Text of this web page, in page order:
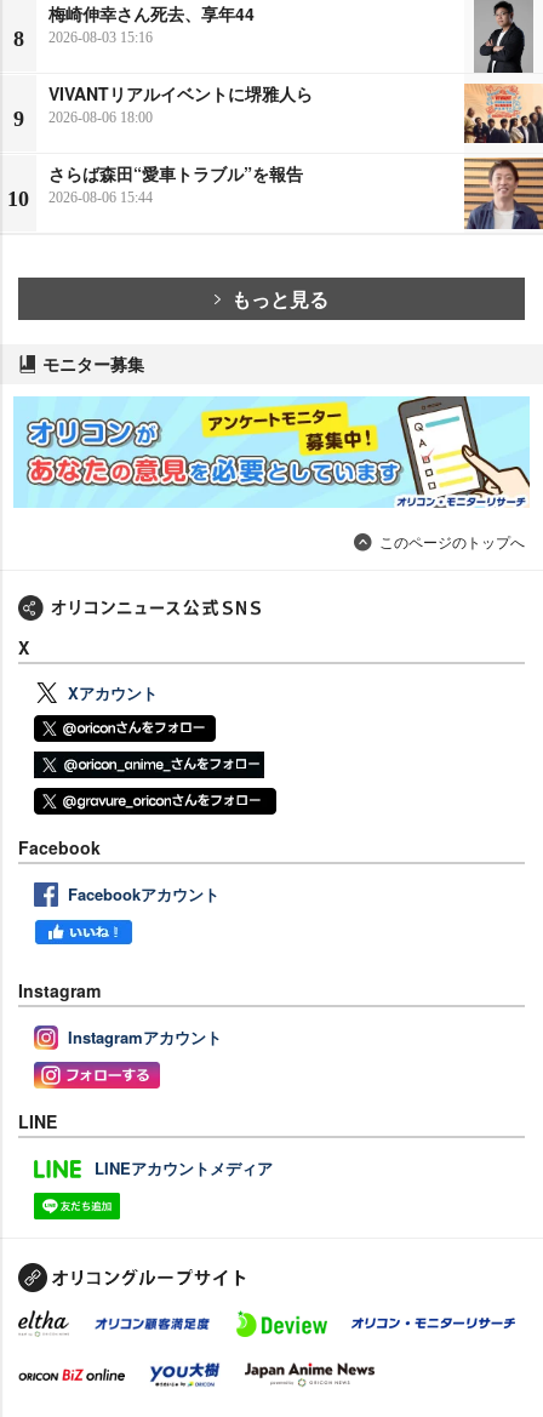
8
梅崎伸幸さん死去、享年44
2026-08-03 15:16
9
VIVANTリアルイベントに堺雅人ら
2026-08-06 18:00
10
さらば森田“愛車トラブル”を報告
2026-08-06 15:44
もっと見る
モニター募集
このページのトップへ
X
Xアカウント
Facebook
Facebookアカウント
Instagram
Instagramアカウント
LINE
LINEアカウントメディア